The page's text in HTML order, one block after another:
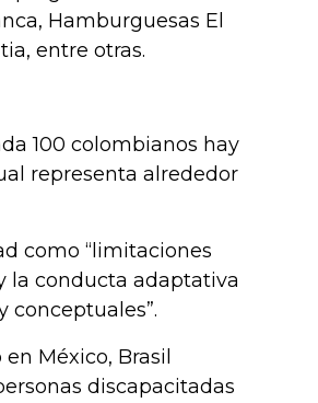
Hamburguesas El
entre otras.
100 colombianos hay
representa alrededor
como “limitaciones
la conducta adaptativa
conceptuales”.
México, Brasil
discapacitadas